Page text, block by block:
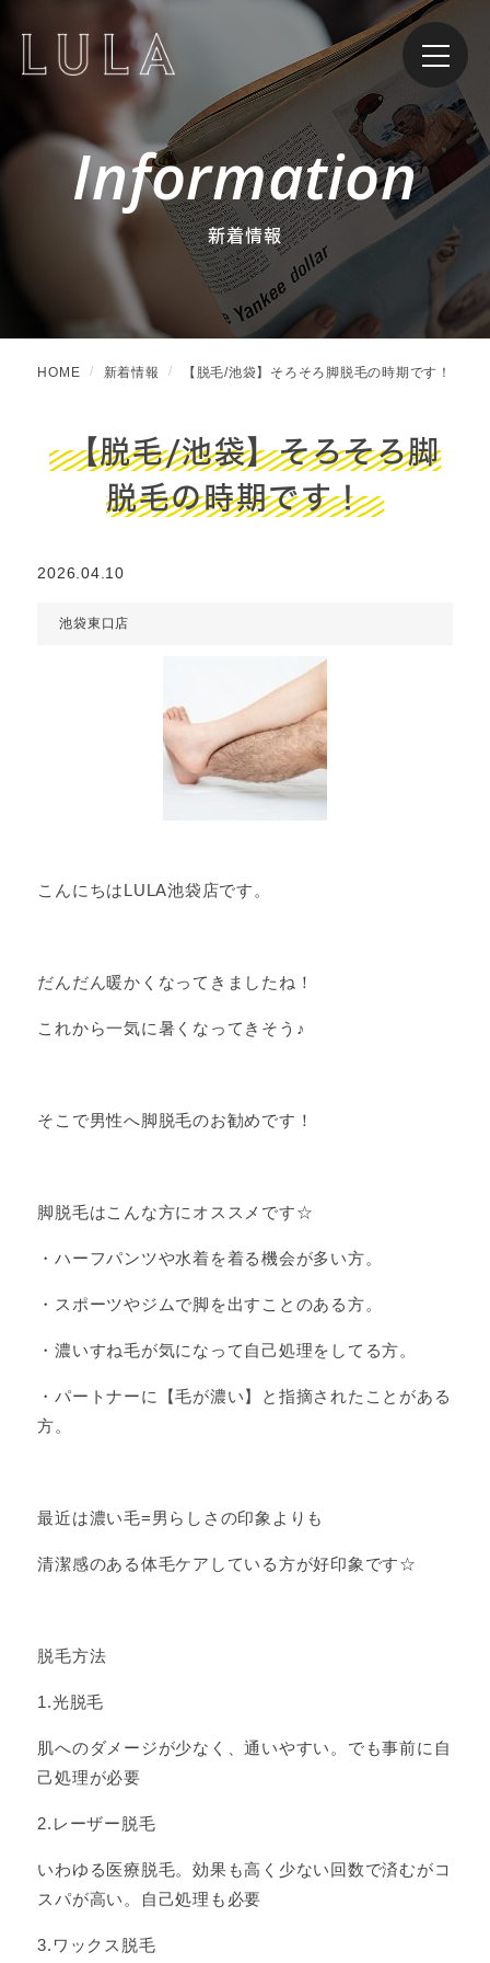
Information
新着情報
HOME 新着情報 【脱毛/池袋】そろそろ脚脱毛の時期です！
【脱毛/池袋】そろそろ脚
脱毛の時期です！
2026.04.10
池袋東口店
こんにちはLULA池袋店です。
だんだん暖かくなってきましたね！
これから一気に暑くなってきそう♪
そこで男性へ脚脱毛のお勧めです！
脚脱毛はこんな方にオススメです☆
・ハーフパンツや水着を着る機会が多い方。
・スポーツやジムで脚を出すことのある方。
・濃いすね毛が気になって自己処理をしてる方。
・パートナーに【毛が濃い】と指摘されたことがある
方。
最近は濃い毛=男らしさの印象よりも
清潔感のある体毛ケアしている方が好印象です☆
脱毛方法
1.光脱毛
肌へのダメージが少なく、通いやすい。でも事前に自
己処理が必要
2.レーザー脱毛
いわゆる医療脱毛。効果も高く少ない回数で済むがコ
スパが高い。自己処理も必要
3.ワックス脱毛